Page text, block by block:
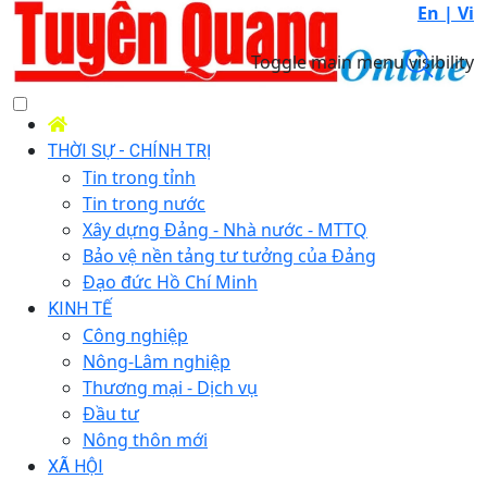
En | Vi
Toggle main menu visibility
THỜI SỰ - CHÍNH TRỊ
Tin trong tỉnh
Tin trong nước
Xây dựng Đảng - Nhà nước - MTTQ
Bảo vệ nền tảng tư tưởng của Đảng
Đạo đức Hồ Chí Minh
KINH TẾ
Công nghiệp
Nông-Lâm nghiệp
Thương mại - Dịch vụ
Đầu tư
Nông thôn mới
XÃ HỘI